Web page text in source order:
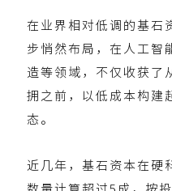
在业界相对低调的基石
步悄然布局，在人工智
造等领域，不仅收获了
拥之前，以低成本构建
态。
近几年，基石资本在硬